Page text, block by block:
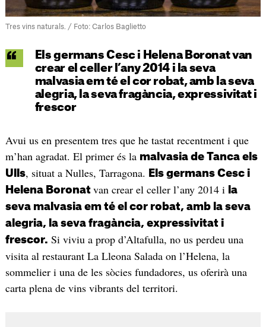
Tres vins naturals. / Foto: Carlos Baglietto
Els germans Cesc i Helena Boronat van
crear el celler l’any 2014 i la seva
malvasia em té el cor robat, amb la seva
alegria, la seva fragància, expressivitat i
frescor
Avui us en presentem tres que he tastat recentment i que
m’han agradat. El primer és la malvasia de Tanca els
Ulls, situat a Nulles, Tarragona.
Els germans Cesc i
Helena Boronat van crear el celler l’any 2014 i la
seva malvasia em té el cor robat, amb la seva
alegria, la seva fragància, expressivitat i
frescor. Si viviu a prop d’Altafulla, no us perdeu una
visita al restaurant La Lleona Salada on l’Helena, la
sommelier i una de les sòcies fundadores, us oferirà una
carta plena de vins vibrants del territori.